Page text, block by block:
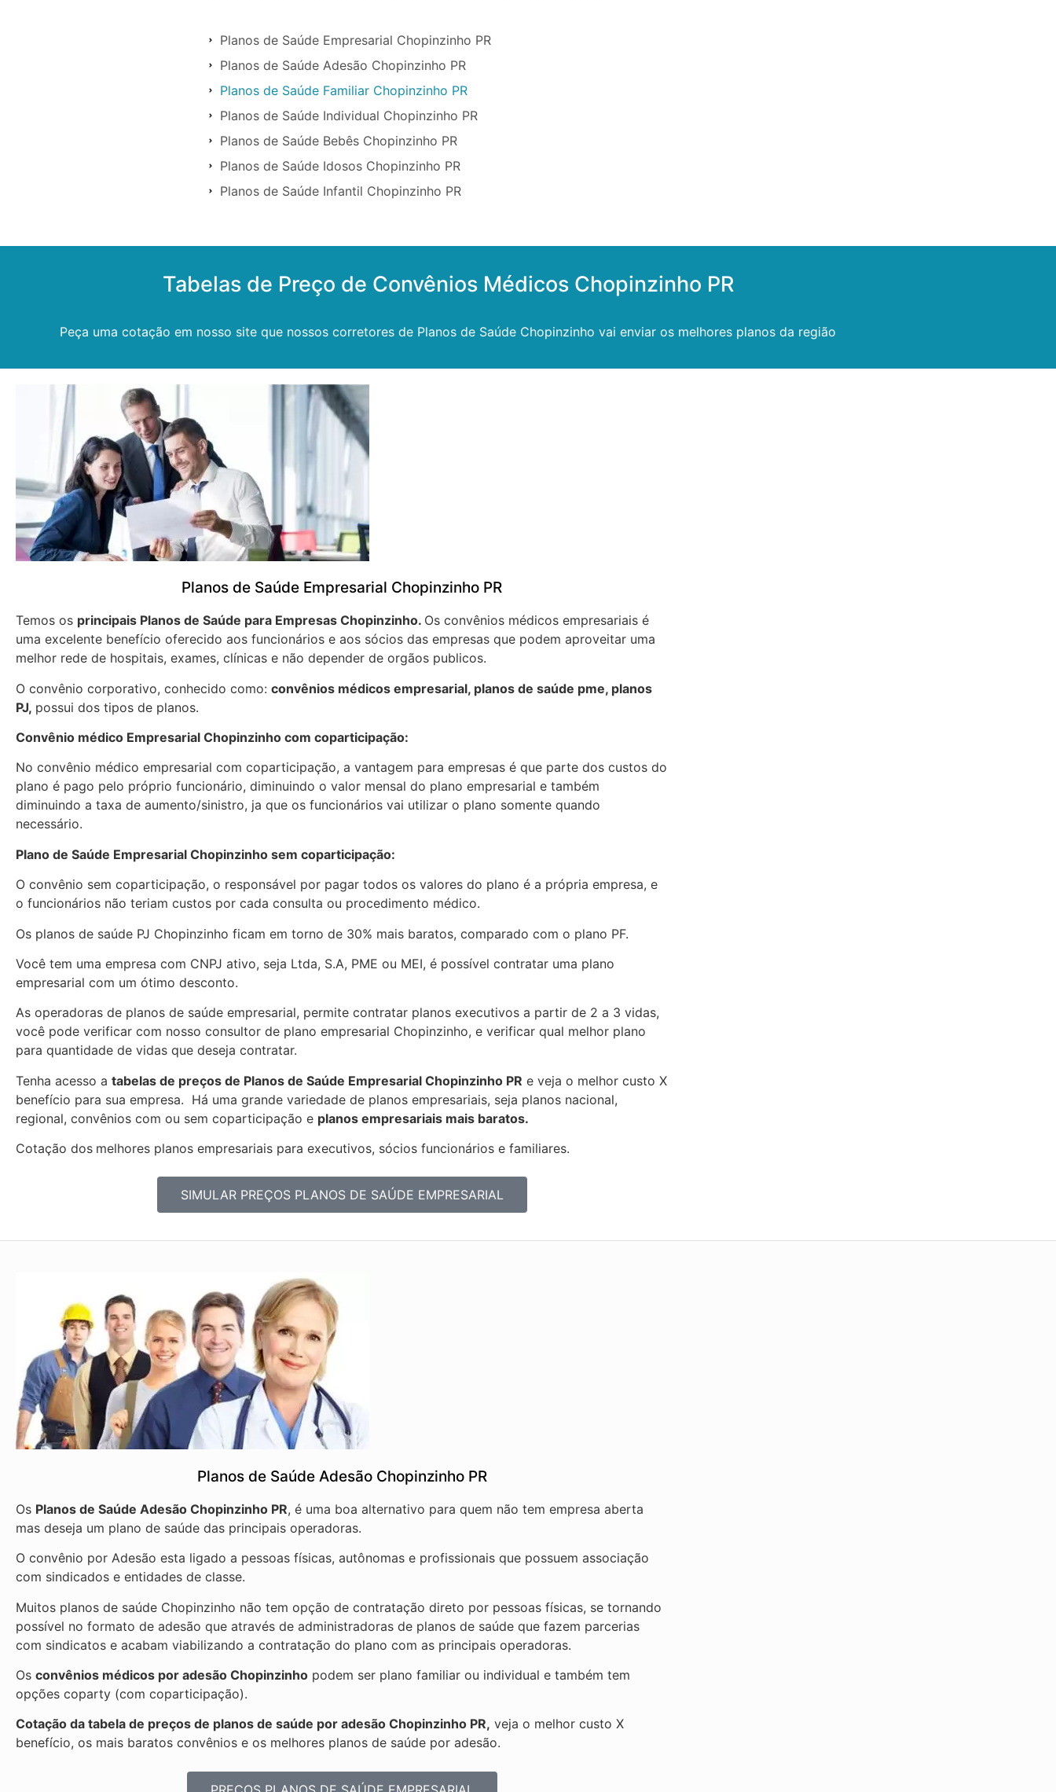
Planos de Saúde Empresarial Chopinzinho PR
Planos de Saúde Adesão Chopinzinho PR
Planos de Saúde Familiar Chopinzinho PR
Planos de Saúde Individual Chopinzinho PR
Planos de Saúde Bebês Chopinzinho PR
Planos de Saúde Idosos Chopinzinho PR
Planos de Saúde Infantil Chopinzinho PR
Tabelas de Preço de Convênios Médicos Chopinzinho PR
Peça uma cotação em nosso site que nossos corretores de Planos de Saúde Chopinzinho vai enviar os melhores planos da região
Planos de Saúde Empresarial Chopinzinho PR
Temos os principais Planos de Saúde para Empresas Chopinzinho. Os convênios médicos empresariais é
uma excelente benefício oferecido aos funcionários e aos sócios das empresas que podem aproveitar uma
melhor rede de hospitais, exames, clínicas e não depender de orgãos publicos.
O convênio corporativo, conhecido como: convênios médicos empresarial, planos de saúde pme, planos
PJ, possui dos tipos de planos.
Convênio médico Empresarial Chopinzinho com coparticipação:
No convênio médico empresarial com coparticipação, a vantagem para empresas é que parte dos custos do
plano é pago pelo próprio funcionário, diminuindo o valor mensal do plano empresarial e também
diminuindo a taxa de aumento/sinistro, ja que os funcionários vai utilizar o plano somente quando
necessário.
Plano de Saúde Empresarial Chopinzinho sem coparticipação:
O convênio sem coparticipação, o responsável por pagar todos os valores do plano é a própria empresa, e
o funcionários não teriam custos por cada consulta ou procedimento médico.
Os planos de saúde PJ Chopinzinho ficam em torno de 30% mais baratos, comparado com o plano PF.
Você tem uma empresa com CNPJ ativo, seja Ltda, S.A, PME ou MEI, é possível contratar uma plano
empresarial com um ótimo desconto.
As operadoras de planos de saúde empresarial, permite contratar planos executivos a partir de 2 a 3 vidas,
você pode verificar com nosso consultor de plano empresarial Chopinzinho, e verificar qual melhor plano
para quantidade de vidas que deseja contratar.
Tenha acesso a tabelas de preços de Planos de Saúde Empresarial Chopinzinho PR e veja o melhor custo X
benefício para sua empresa. Há uma grande variedade de planos empresariais, seja planos nacional,
regional, convênios com ou sem coparticipação e planos empresariais mais baratos.
Cotação dos melhores planos empresariais para executivos, sócios funcionários e familiares.
SIMULAR PREÇOS PLANOS DE SAÚDE EMPRESARIAL
Planos de Saúde Adesão Chopinzinho PR
Os Planos de Saúde Adesão Chopinzinho PR, é uma boa alternativo para quem não tem empresa aberta
mas deseja um plano de saúde das principais operadoras.
O convênio por Adesão esta ligado a pessoas físicas, autônomas e profissionais que possuem associação
com sindicados e entidades de classe.
Muitos planos de saúde Chopinzinho não tem opção de contratação direto por pessoas físicas, se tornando
possível no formato de adesão que através de administradoras de planos de saúde que fazem parcerias
com sindicatos e acabam viabilizando a contratação do plano com as principais operadoras.
Os convênios médicos por adesão Chopinzinho podem ser plano familiar ou individual e também tem
opções coparty (com coparticipação).
Cotação da tabela de preços de planos de saúde por adesão Chopinzinho PR, veja o melhor custo X
benefício, os mais baratos convênios e os melhores planos de saúde por adesão.